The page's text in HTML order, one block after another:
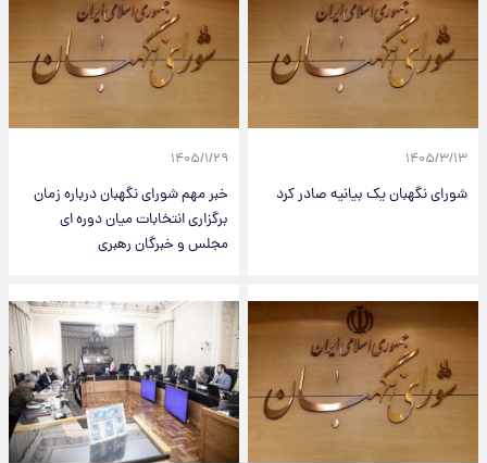
۱۴۰۵/۳/۱۳
شورای نگهبان یک بیانیه صادر کرد
۱۴۰۵/۱/۲۹
خبر مهم شورای نگهبان درباره زمان
برگزاری انتخابات میان دوره ای
مجلس و خبرگان رهبری